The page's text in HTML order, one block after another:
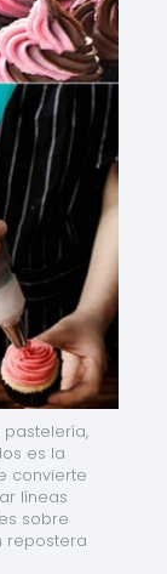
es la
convierte
líneas
sobre
repostera